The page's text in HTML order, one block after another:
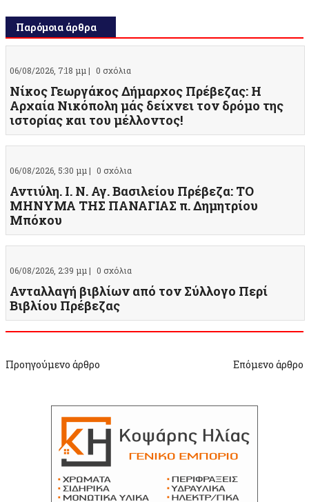
Παρόμοια άρθρα
06/08/2026, 7:18 μμ | 0 σχόλια
Νίκος Γεωργάκος Δήμαρχος Πρέβεζας: Η
Αρχαία Νικόπολη μάς δείχνει τον δρόμο της
ιστορίας και του μέλλοντος!
06/08/2026, 5:30 μμ | 0 σχόλια
Αντιύλη. Ι. Ν. Αγ. Βασιλείου Πρέβεζα: ΤΟ
ΜΗΝΥΜΑ ΤΗΣ ΠΑΝΑΓΙΑΣ π. Δημητρίου
Μπόκου
06/08/2026, 2:39 μμ | 0 σχόλια
Ανταλλαγή βιβλίων από τον Σύλλογο Περί
Βιβλίου Πρέβεζας
Προηγούμενο άρθρο Επόμενο άρθρο